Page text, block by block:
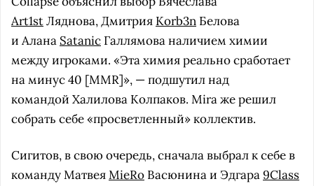
Art1stЛяднова, Дмитрия Korb3n Белова
и Алана Satanic Галлямова наличием химии
между игроками. «Эта химия реально сработает
на минус 40 [MMR]», — подшутил над
командой Халилова Колпаков. Mira же решил
собрать себе «просветленный» коллектив.
Сигитов, в свою очередь, сначала выбрал к себе в
команду МатвеяMieRo Васюнина и Эдгара9Class